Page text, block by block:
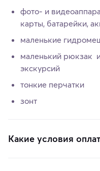
фото- и
карты, батарейки,
маленькие
маленький рюкзак
экскурсий
тонкие перчатки
зонт
Какие условия